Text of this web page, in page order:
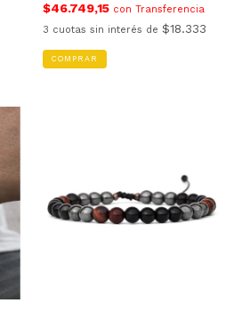
$46.749,15 con Transferencia
3 cuotas sin interés de $18.333